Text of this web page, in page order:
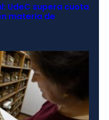
UdeC supera cuota
materia de